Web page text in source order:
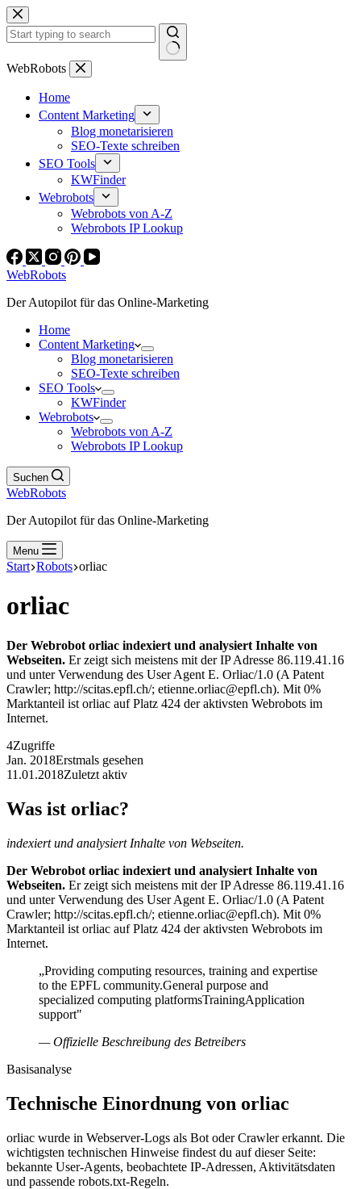
Zum
Inhalt
springen
Keine
WebRobots
Home
Content Marketing
Blog monetarisieren
SEO-Texte schreiben
SEO Tools
KWFinder
Webrobots
Webrobots von A-Z
Webrobots IP Lookup
WebRobots
Der Autopilot für das Online-Marketing
Home
Content Marketing
Blog monetarisieren
SEO-Texte schreiben
SEO Tools
KWFinder
Webrobots
Webrobots von A-Z
Webrobots IP Lookup
Suchen
WebRobots
Der Autopilot für das Online-Marketing
Menu
Start Robots orliac
orliac
Der Webrobot orliac indexiert und analysiert Inhalte von
Webseiten. Er zeigt sich meistens mit der IP Adresse 86.119.41.16
und unter Verwendung des User Agent E. Orliac/1.0 (A Patent
Crawler; http://scitas.epfl.ch/; etienne.orliac@epfl.ch). Mit 0%
Marktanteil ist orliac auf Platz 424 der aktivsten Webrobots im
Internet.
4Zugriffe
Jan. 2018Erstmals gesehen
11.01.2018Zuletzt aktiv
Was ist orliac?
indexiert und analysiert Inhalte von Webseiten.
Der Webrobot orliac indexiert und analysiert Inhalte von
Webseiten. Er zeigt sich meistens mit der IP Adresse 86.119.41.16
und unter Verwendung des User Agent E. Orliac/1.0 (A Patent
Crawler; http://scitas.epfl.ch/; etienne.orliac@epfl.ch). Mit 0%
Marktanteil ist orliac auf Platz 424 der aktivsten Webrobots im
Internet.
„Providing computing resources, training and expertise
to the EPFL community.General purpose and
specialized computing platformsTrainingApplication
support"
— Offizielle Beschreibung des Betreibers
Basisanalyse
Technische Einordnung von orliac
orliac wurde in Webserver-Logs als Bot oder Crawler erkannt. Die
wichtigsten technischen Hinweise findest du auf dieser Seite:
bekannte User-Agents, beobachtete IP-Adressen, Aktivitätsdaten
und passende robots.txt-Regeln.